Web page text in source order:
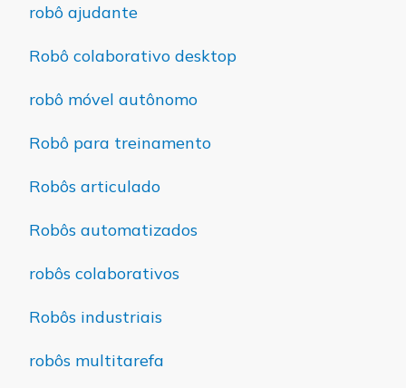
robô ajudante
Robô colaborativo desktop
robô móvel autônomo
Robô para treinamento
Robôs articulado
Robôs automatizados
robôs colaborativos
Robôs industriais
robôs multitarefa